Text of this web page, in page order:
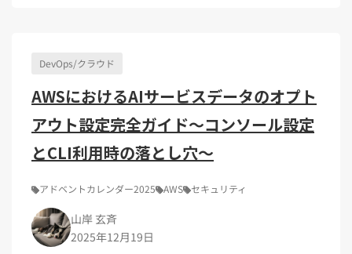
DevOps/クラウド
AWSにおけるAIサービスデータのオプト
アウト設定完全ガイド～コンソール設定
とCLI利用時の落とし穴～
アドベントカレンダー2025 AWS セキュリティ
山岸 玄斉
2025年12月19日